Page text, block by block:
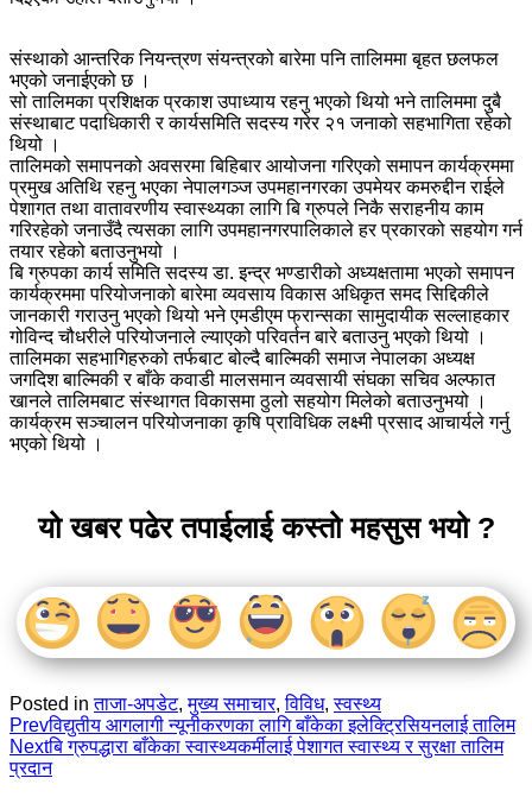
संस्थाको आन्तरिक नियन्त्रण संयन्त्रको बारेमा पनि तालिममा बृहत छलफल
भएको जनाईएको छ ।
सो तालिमका प्रशिक्षक प्रकाश उपाध्याय रहनु भएको थियो भने तालिममा दुबै
संस्थाबाट पदाधिकारी र कार्यसमिति सदस्य गरेर २१ जनाको सहभागिता रहेको
थियो ।
तालिमको समापनको अवसरमा बिहिबार आयोजना गरिएको समापन कार्यक्रममा
प्रमुख अतिथि रहनु भएका नेपालगञ्ज उपमहानगरका उपमेयर कमरुद्दीन राईले
पेशागत तथा वातावरणीय स्वास्थ्यका लागि बि ग्रुपले निकै सराहनीय काम
गरिरहेको जनाउँदै त्यसका लागि उपमहानगरपालिकाले हर प्रकारको सहयोग गर्न
तयार रहेको बताउनुभयो ।
बि ग्रुपका कार्य समिति सदस्य डा. इन्द्र भण्डारीको अध्यक्षतामा भएको समापन
कार्यक्रममा परियोजनाको बारेमा व्यवसाय विकास अधिकृत समद सिद्दिकीले
जानकारी गराउनु भएको थियो भने एमडीएम फ्रान्सका सामुदायीक सल्लाहकार
गोविन्द चौधरीले परियोजनाले ल्याएको परिवर्तन बारे बताउनु भएको थियो ।
तालिमका सहभागिहरुको तर्फबाट बोल्दै बाल्मिकी समाज नेपालका अध्यक्ष
जगदिश बाल्मिकी र बाँके कवाडी मालसमान व्यवसायी संघका सचिव अल्फात
खानले तालिमबाट संस्थागत विकासमा ठुलो सहयोग मिलेको बताउनुभयो ।
कार्यक्रम सञ्चालन परियोजनाका कृषि प्राविधिक लक्ष्मी प्रसाद आचार्यले गर्नु
भएको थियो ।
यो खबर पढेर तपाईलाई कस्तो महसुस भयो ?
Posted inताजा-अपडेट,मुख्य समाचार,विविध,स्वस्थ्य
Prevविद्युतीय आगलागी न्यूनीकरणका लागि बाँकेका इलेक्ट्रिसियनलाई तालिम
Nextबि ग्रुपद्धारा बाँकेका स्वास्थ्यकर्मीलाई पेशागत स्वास्थ्य र सुरक्षा तालिम
प्रदान